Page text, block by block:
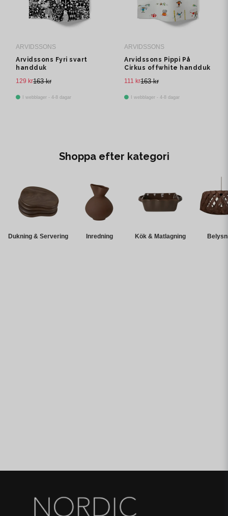
ARVIDSSONS
Arvidssons Fyri svart
handduk
163 kr
129 kr
I webblager - 4-8 dagar
ARVIDSSONS
Arvidssons Pippi På
Cirkus offwhite handduk
163 kr
111 kr
I webblager - 4-8 dagar
Shoppa efter kategori
Dukning & Servering Inredning Kök & Matlagning